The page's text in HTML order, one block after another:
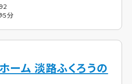
5分
ーム 淡路ふくろうの